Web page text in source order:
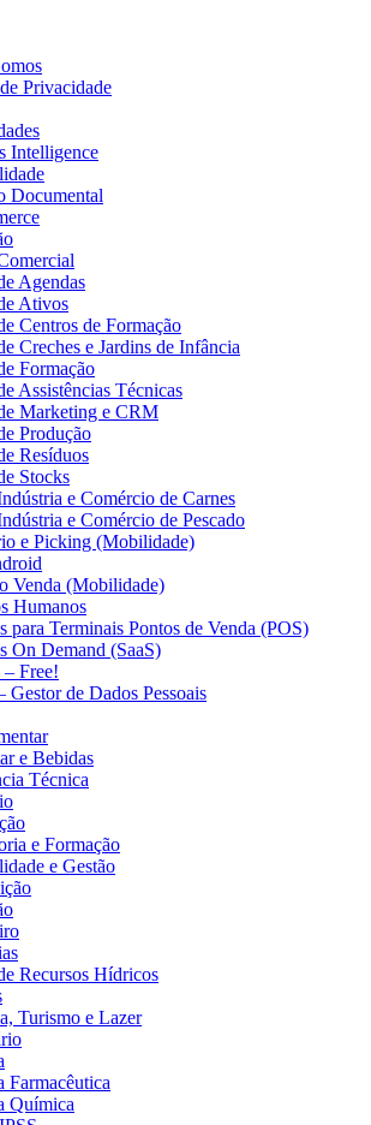
Privacidade
Intelligence
Documental
Agendas
Ativos
Centros de Formação
Creches e Jardins de Infância
Formação
Assistências Técnicas
Marketing e CRM
Produção
Resíduos
Stocks
e Comércio de Carnes
e Comércio de Pescado
e Picking (Mobilidade)
Venda (Mobilidade)
Humanos
para Terminais Pontos de Venda (POS)
On Demand (SaaS)
– Free!
Gestor de Dados Pessoais
e Bebidas
Técnica
e Formação
e Gestão
Recursos Hídricos
Turismo e Lazer
Farmacêutica
Química